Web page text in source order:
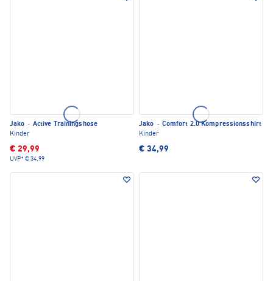
Jako · Active Trainingshose
Kinder
€ 29,99
UVP* € 34,99
Jako · Comfort 2.0 Kompressionsshirt
Kinder
€ 34,99